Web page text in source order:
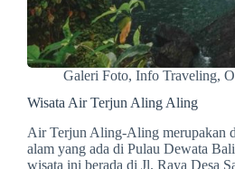
Galeri Foto, Info Traveling,
Wisata Air Terjun Aling Aling
Air Terjun Aling-Aling merupakan
alam yang ada di Pulau Dewata
wisata ini berada di Jl. Raya Desa